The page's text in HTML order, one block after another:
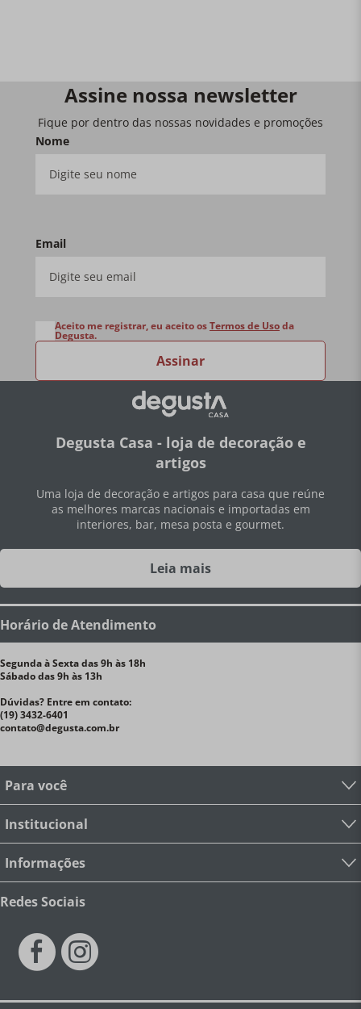
Assine nossa newsletter
Fique por dentro das nossas novidades e promoções
Nome
Email
Assinar
Aceito me registrar, eu aceito osTermos de Usoda
Degusta.
Degusta Casa - loja de decoração e
artigos
Uma loja de decoração e artigos para casa que reúne
as melhores marcas nacionais e importadas em
interiores, bar, mesa posta e gourmet.
Leia mais
Horário de Atendimento
Segunda à Sexta das 9h às 18h
Sábado das 9h às 13h
Dúvidas? Entre em contato:
(19) 3432-6401
contato@degusta.com.br
Para você
Institucional
Informações
Redes Sociais